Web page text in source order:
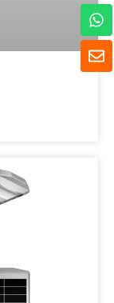
信
封
W
h
a
t
s